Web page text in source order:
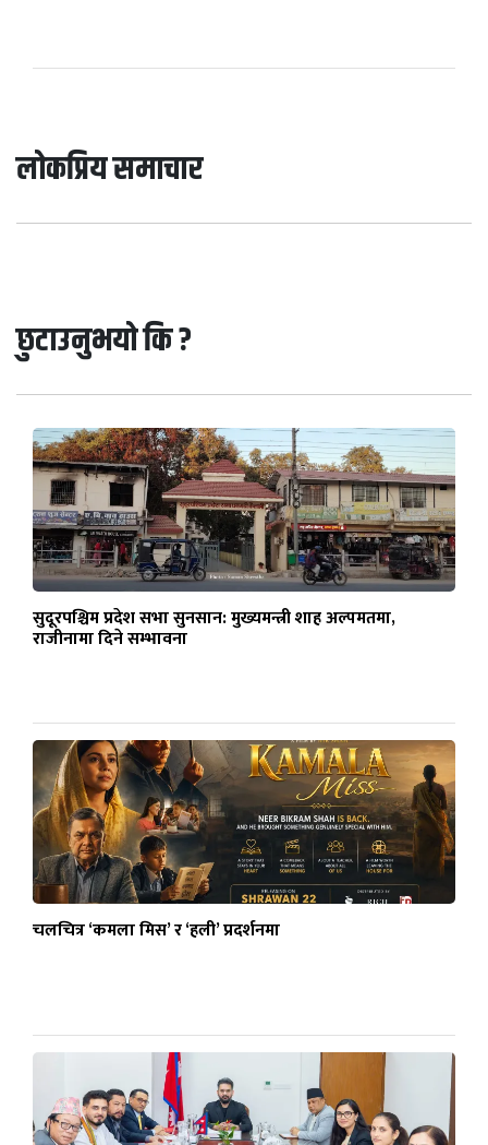
लोकप्रिय समाचार
छुटाउनुभयो कि ?
सुदूरपश्चिम प्रदेश सभा सुनसान: मुख्यमन्त्री शाह अल्पमतमा,
राजीनामा दिने सम्भावना
चलचित्र ‘कमला मिस’ र ‘हली’ प्रदर्शनमा